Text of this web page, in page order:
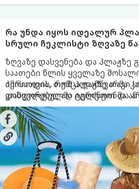
რა უნდა იყოს იდეალურ
სრული ჩეკლისტი ზღვაზე
ზღვაზე დასვენება და პლაჟზე
საათები წლის ყველაზე
პერიოდია, თუმცა დამწვარმა
დასველებულმა ტელეფონმა ან
დარჩენილმა საჭირო
დასვენების განწყობა
გაგიფუჭოთ.
იმისათვის, რომ პლაჟზე თავი
კომფორტულად იგრძნოთ და
გამოგრჩეთ, შევადგინეთ
ჩანთის სრული ჩეკლისტი.